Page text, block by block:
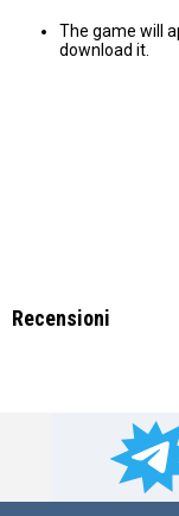
The game will
download it.
Recensioni